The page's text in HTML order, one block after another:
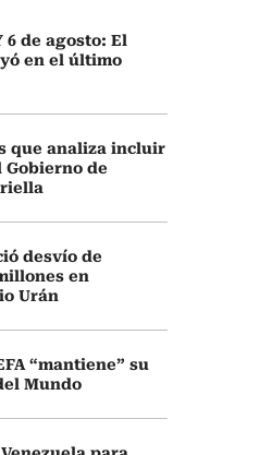
6 de agosto: El
en el último
que analiza incluir
de
desvío de
en
Urán
“mantiene” su
Mundo